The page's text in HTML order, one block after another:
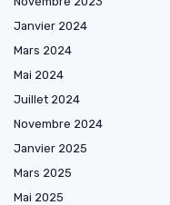
Janvier 2024
Mars 2024
Mai 2024
Juillet 2024
Novembre 2024
Janvier 2025
Mars 2025
Mai 2025